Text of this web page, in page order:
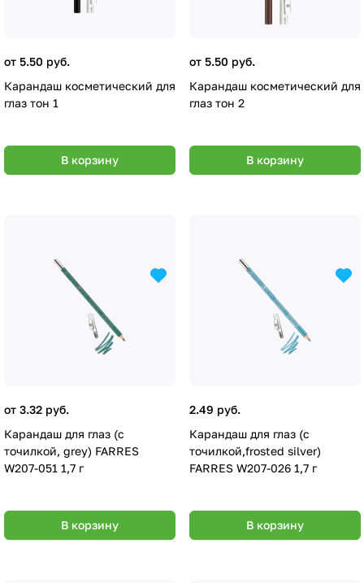
от 5.50 руб.
Карандаш косметический для
глаз тон 1
В корзину
от 5.50 руб.
Карандаш косметический для
глаз тон 2
В корзину
от 3.32 руб.
Карандаш для глаз (с
точилкой, grey) FARRES
W207-051 1,7 г
В корзину
2.49 руб.
Карандаш для глаз (с
точилкой,frosted silver)
FARRES W207-026 1,7 г
В корзину